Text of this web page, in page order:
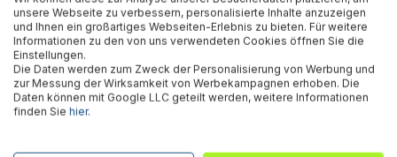
Herstellerinformation
Kunden kauften auch
unsere Webseite zu verbessern, personalisierte Inhalte anzuzeigen
und Ihnen ein großartiges Webseiten-Erlebnis zu bieten. Für weitere
Informationen zu den von uns verwendeten Cookies öffnen Sie die
Einstellungen.
Die Daten werden zum Zweck der Personalisierung von Werbung und
zur Messung der Wirksamkeit von Werbekampagnen erhoben. Die
Daten können mit Google LLC geteilt werden, weitere Informationen
finden Sie hier.